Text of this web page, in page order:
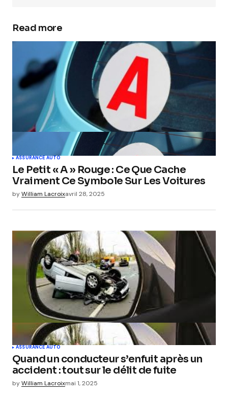
Read more
ASSURANCE AUTO
Le Petit « A » Rouge : Ce Que Cache
Vraiment Ce Symbole Sur Les Voitures
byWilliam Lacroixavril 28, 2025
ASSURANCE AUTO
Quand un conducteur s’enfuit après un
accident : tout sur le délit de fuite
byWilliam Lacroixmai 1, 2025